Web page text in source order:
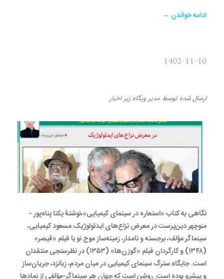
ادامه خواندن ←
1402-11-10
ارسال شدهتوسط مدیر وبگاه زیراخبار
نگاهی به کتاب «استعاره در سینمای کیمیایی»،نوشتۀ یکتا پناه‌پور -
منوچهر دین‌پرست در معرض نزاع‌های ایدئولوژیک مسعود کیمیایی،
سینماگر مؤلف، برجسته و نامدار، زمینه‌ساز موج نو با فیلم «قیصر»
(۱۳۴۸) و کارگردان فیلم «گوزن‌ها» (۱۳۵۳) در نظرسنجی منتقدان
است. جایگاه سترگ سینمای کیمیایی در میان مردم، زبانزد، جریان‌ساز
و پیشرو بوده است. روشن است که جهان هر سینماگر-مؤلفی از نمادها